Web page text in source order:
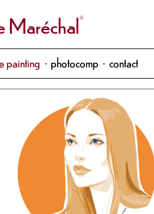
Maréchal
painting photocomp contact